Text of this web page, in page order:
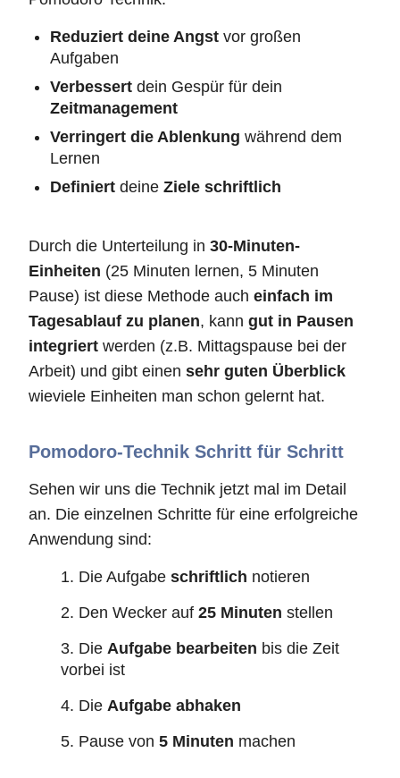
Reduziert deine Angst vor großen
Aufgaben
Verbessert dein Gespür für dein
Zeitmanagement
Verringert die Ablenkung während dem
Lernen
Definiert deine Ziele schriftlich
Durch die Unterteilung in 30-Minuten-
Einheiten (25 Minuten lernen, 5 Minuten
Pause) ist diese Methode auch einfach im
Tagesablauf zu planen, kann gut in Pausen
integriert werden (z.B. Mittagspause bei der
Arbeit) und gibt einen sehr guten Überblick
wieviele Einheiten man schon gelernt hat.
Pomodoro-Technik Schritt für Schritt
Sehen wir uns die Technik jetzt mal im Detail
an. Die einzelnen Schritte für eine erfolgreiche
Anwendung sind:
1. Die Aufgabe schriftlich notieren
2. Den Wecker auf 25 Minuten stellen
3. Die Aufgabe bearbeiten bis die Zeit
vorbei ist
4. Die Aufgabe abhaken
5. Pause von 5 Minuten machen